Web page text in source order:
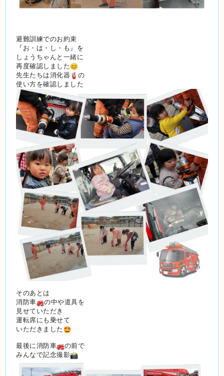
避難訓練でのお約束
『お・は・し・も』を
しょうちゃんと一緒に
再度確認しました
先生たちは消化器
の
使い方を確認しました
そのあとは
消防車
の中や道具を
見せていただき
運転席にも乗せて
いただきました
最後に消防車
の前で
みんなで記念撮影